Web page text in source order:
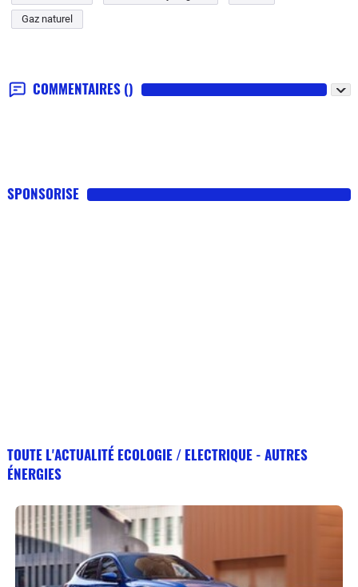
Gaz naturel
COMMENTAIRES ()
SPONSORISE
TOUTE L'ACTUALITÉ ECOLOGIE / ELECTRIQUE - AUTRES
ÉNERGIES